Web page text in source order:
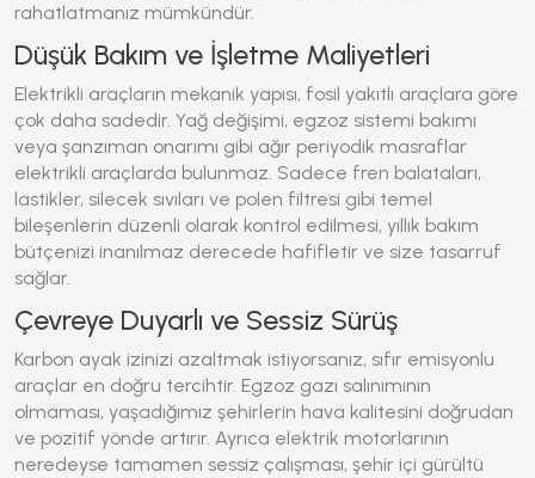
rahatlatmanız mümkündür.
Düşük Bakım ve İşletme Maliyetleri
Elektrikli araçların mekanik yapısı, fosil yakıtlı araçlara göre
çok daha sadedir. Yağ değişimi, egzoz sistemi bakımı
veya şanzıman onarımı gibi ağır periyodik masraflar
elektrikli araçlarda bulunmaz. Sadece fren balataları,
lastikler, silecek sıvıları ve polen filtresi gibi temel
bileşenlerin düzenli olarak kontrol edilmesi, yıllık bakım
bütçenizi inanılmaz derecede hafifletir ve size tasarruf
sağlar.
Çevreye Duyarlı ve Sessiz Sürüş
Karbon ayak izinizi azaltmak istiyorsanız, sıfır emisyonlu
araçlar en doğru tercihtir. Egzoz gazı salınımının
olmaması, yaşadığımız şehirlerin hava kalitesini doğrudan
ve pozitif yönde artırır. Ayrıca elektrik motorlarının
neredeyse tamamen sessiz çalışması, şehir içi gürültü